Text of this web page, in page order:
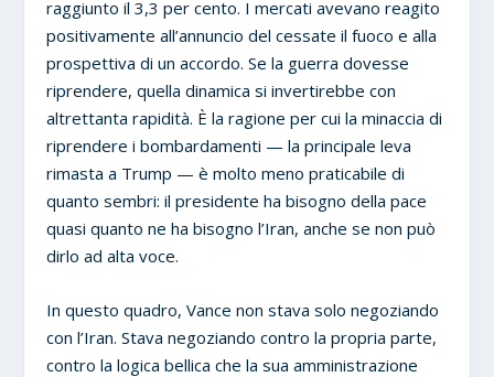
raggiunto il 3,3 per cento. I mercati avevano reagito
positivamente all’annuncio del cessate il fuoco e alla
prospettiva di un accordo. Se la guerra dovesse
riprendere, quella dinamica si invertirebbe con
altrettanta rapidità. È la ragione per cui la minaccia di
riprendere i bombardamenti — la principale leva
rimasta a Trump — è molto meno praticabile di
quanto sembri: il presidente ha bisogno della pace
quasi quanto ne ha bisogno l’Iran, anche se non può
dirlo ad alta voce.
In questo quadro, Vance non stava solo negoziando
con l’Iran. Stava negoziando contro la propria parte,
contro la logica bellica che la sua amministrazione